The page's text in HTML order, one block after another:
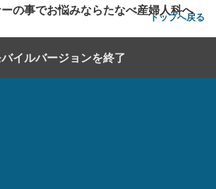
の事でお悩みならたなべ産婦人科へ
トップへ戻る
イルバージョンを終了